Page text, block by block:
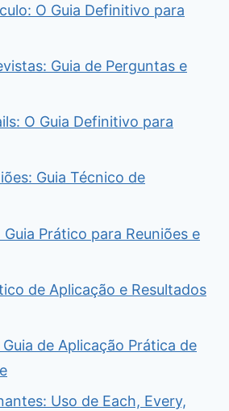
O Guia Definitivo para
Guia de Perguntas e
O Guia Definitivo para
Guia Técnico de
Prático para Reuniões e
de Aplicação e Resultados
de Aplicação Prática de
Uso de Each, Every,